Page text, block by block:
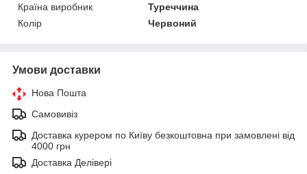
Країна виробник
Туреччина
Колір
Червоний
Умови доставки
Нова Пошта
Самовивіз
Доставка курером по Київу безкоштовна при замовлені від
4000 грн
Доставка Делівері